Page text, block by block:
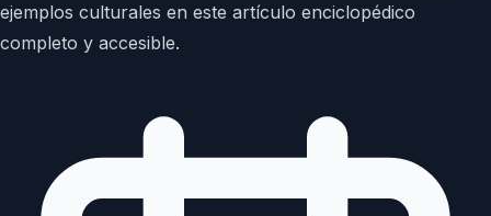
ejemplos culturales en este artículo enciclopédico
completo y accesible.